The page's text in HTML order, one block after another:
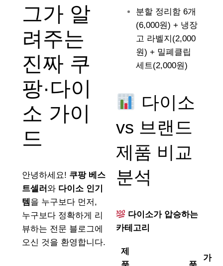
그가 알
려주는
진짜 쿠
팡·다이
소 가이
드
안녕하세요! 쿠팡 베스
트셀러 와 다이소 인기
템 을 누구보다 먼저,
누구보다 정확하게 리
뷰하는 전문 블로그에
오신 것을 환영합니다.
분할 정리함 6개
(6,000원) + 냉장
고 라벨지(2,000
원) + 밀폐클립
세트(2,000원)
다이소
vs 브랜드
제품 비교
분석
다이소가 압승하는
카테고리
제
가